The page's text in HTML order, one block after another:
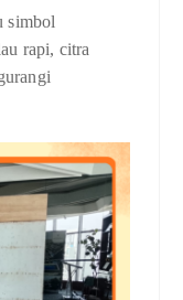
simbol
rapi, citra